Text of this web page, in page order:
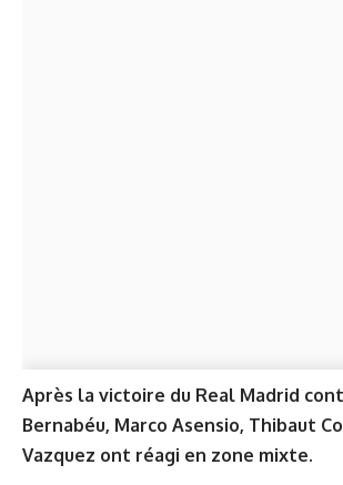
Après la victoire du Real Madrid
Bernabéu, Marco Asensio, Thibaut
Vazquez ont réagi en zone mixte.